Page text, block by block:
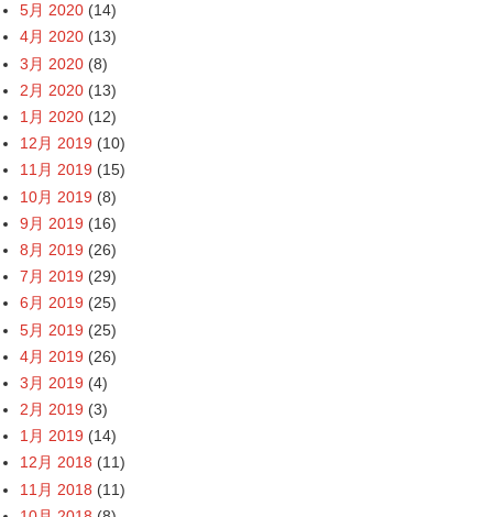
5月 2020 (14)
4月 2020 (13)
3月 2020 (8)
2月 2020 (13)
1月 2020 (12)
12月 2019 (10)
11月 2019 (15)
10月 2019 (8)
9月 2019 (16)
8月 2019 (26)
7月 2019 (29)
6月 2019 (25)
5月 2019 (25)
4月 2019 (26)
3月 2019 (4)
2月 2019 (3)
1月 2019 (14)
12月 2018 (11)
11月 2018 (11)